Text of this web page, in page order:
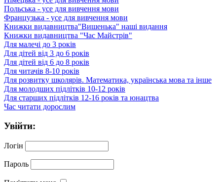
Польська - усе для вивчення мови
Французька - усе для вивчення мови
Книжки видавництва"Вишенька" наші видання
Книжки видавництва "Час Майстрів"
Для малечі до 3 років
Для дітей від 3 до 6 років
Для дітей від 6 до 8 років
Для читачів 8-10 років
Для розвитку школярів. Математика, українська мова та інше
Для молодших підлітків 10-12 років
Для старших підлітків 12-16 років та юнацтва
Час читати дорослим
Увійти:
Логін
Пароль